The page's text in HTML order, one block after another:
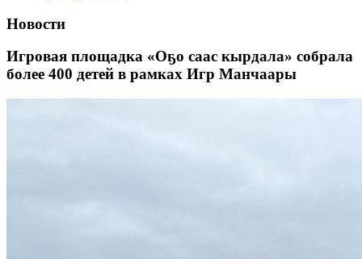
Новости
Игровая площадка «Оҕо саас кырдала» собрала
более 400 детей в рамках Игр Манчаары